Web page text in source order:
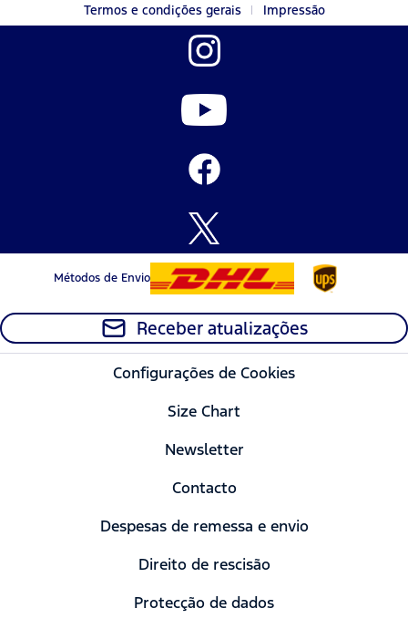
Termos e condições gerais
Impressão
Métodos de Envio
Receber atualizações
Configurações de Cookies
Size Chart
Newsletter
Contacto
Despesas de remessa e envio
Direito de rescisão
Protecção de dados